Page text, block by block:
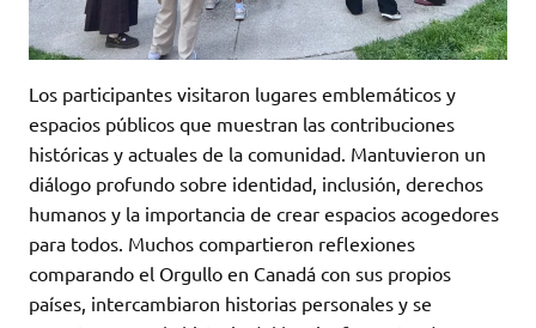
Los participantes visitaron lugares emblemáticos y
espacios públicos que muestran las contribuciones
históricas y actuales de la comunidad. Mantuvieron un
diálogo profundo sobre identidad, inclusión, derechos
humanos y la importancia de crear espacios acogedores
para todos. Muchos compartieron reflexiones
comparando el Orgullo en Canadá con sus propios
países, intercambiaron historias personales y se